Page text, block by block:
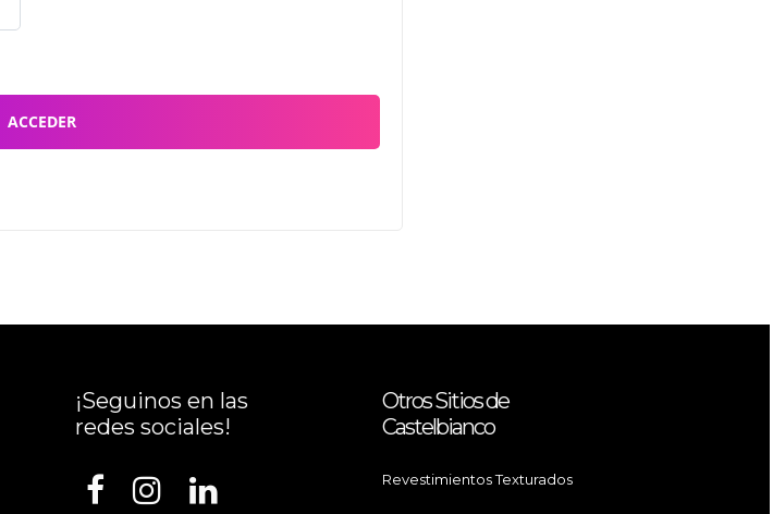
ACCEDER
¡Seguinos en las
redes sociales!
Otros Sitios de
Castelbianco
Revestimientos Texturados